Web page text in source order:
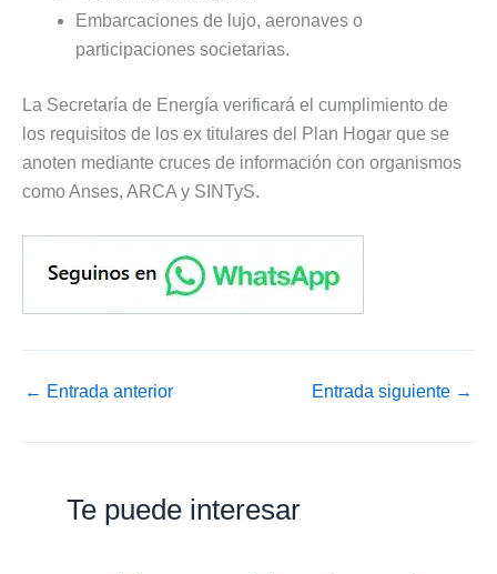
Embarcaciones de lujo, aeronaves o
participaciones societarias.
La Secretaría de Energía verificará el cumplimiento de
los requisitos de los ex titulares del Plan Hogar que se
anoten mediante cruces de información con organismos
como Anses, ARCA y SINTyS.
← Entrada anterior Entrada siguiente →
Te puede interesar